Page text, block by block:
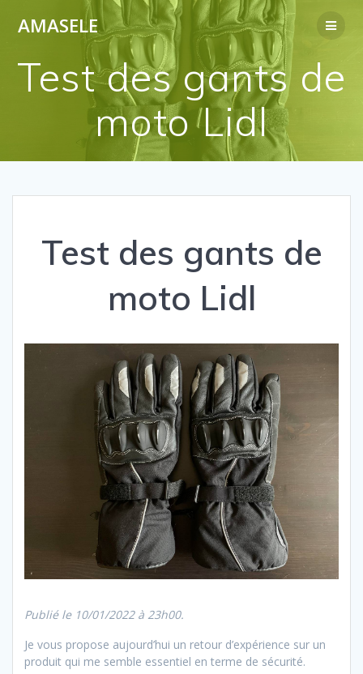
Passer
au
contenu
AMASELE
Test des gants de
moto Lidl
Test des gants de
moto Lidl
Publié le 10/01/2022 à 23h00.
Je vous propose aujourd’hui un retour d’expérience sur un
produit qui me semble essentiel en terme de sécurité.